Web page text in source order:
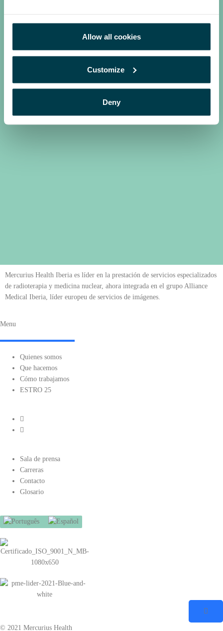
Allow all cookies
Customize
Deny
Metástasis
Mercurius Health Iberia es líder en la prestación de servicios especializados
de radioterapia y medicina nuclear, ahora integrada en el grupo Alliance
Medical Iberia, líder europeu de servicios de imágenes.
Menu
Quienes somos
Que hacemos
Cómo trabajamos
ESTRO 25
Sala de prensa
Carreras
Contacto
Glosario
© 2021 Mercurius Health